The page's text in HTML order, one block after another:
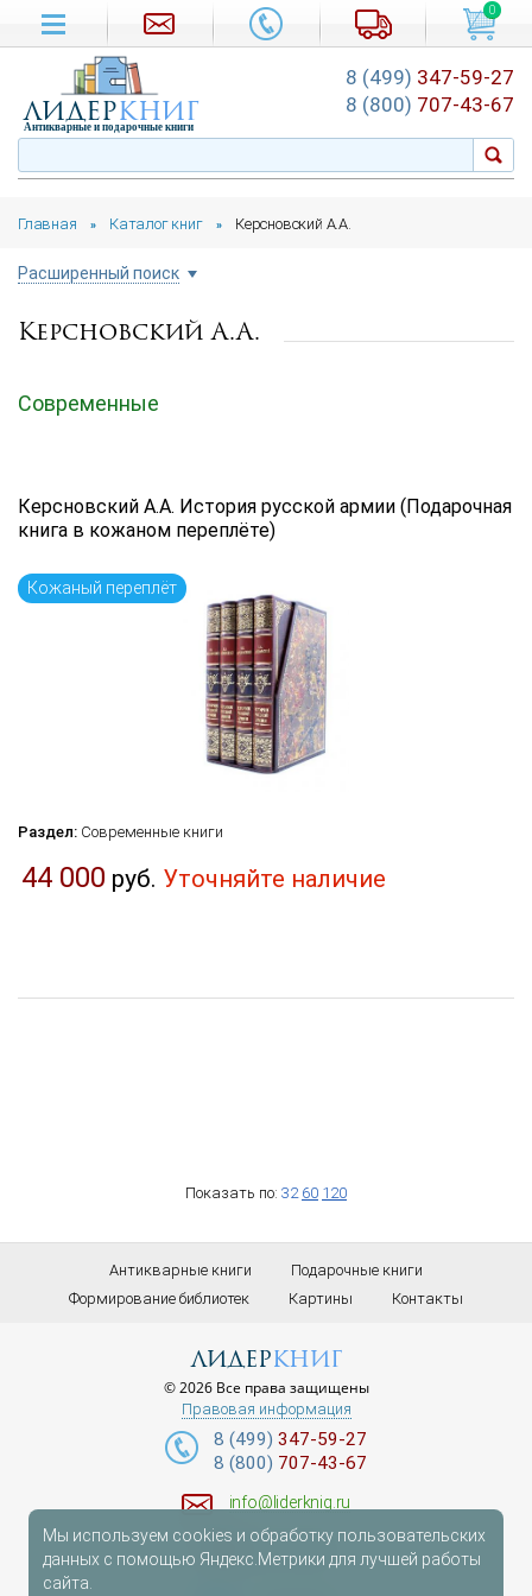
Главная » Каталог книг » Керсновский А.А.
Расширенный поиск
Цена руб.
Автор
...
...
по дате поступления (новинки)
Керсновский А.А.
Современные
Керсновский А.А. История русской армии (Подарочная
книга в кожаном переплёте)
Кожаный переплёт
Раздел: Современные книги
44 000 руб. Уточняйте наличие
Показать по: 32 60 120
0
лидеркниг
Антикварные и подарочные книги
8 (499) 347-59-27
8 (800) 707-43-67
Антикварные книги
Подарочные книги
Формирование библиотек
Картины Контакты
лидеркниг
© 2026 Все права защищены
Правовая информация
8 (499) 347-59-27
8 (800) 707-43-67
info@liderknig.ru
Доставка
Мы используем cookies и обработку пользовательских
данных с помощью Яндекс.Метрики для лучшей работы
сайта.